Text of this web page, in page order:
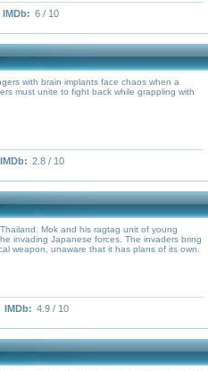
IMDb: 6 / 10
with brain implants face chaos when a
must unite to fight back while grappling with
IMDb: 2.8 / 10
Mok and his ragtag unit of young
invading Japanese forces. The invaders bring
weapon, unaware that it has plans of its own.
IMDb: 4.9 / 10